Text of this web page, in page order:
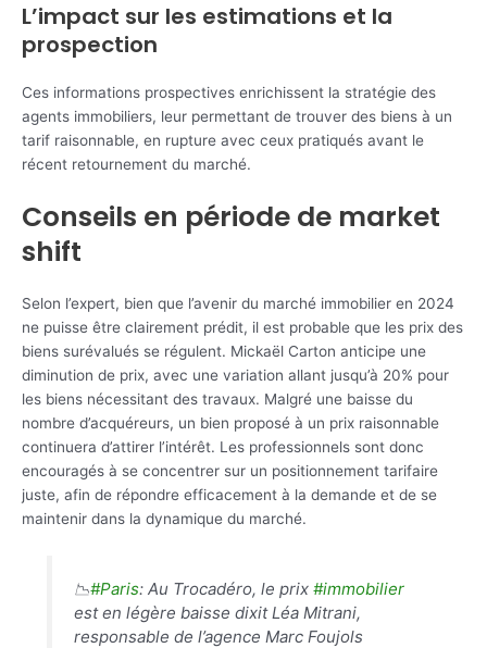
L’impact sur les estimations et la
prospection
Ces informations prospectives enrichissent la stratégie des
agents immobiliers, leur permettant de trouver des biens à un
tarif raisonnable, en rupture avec ceux pratiqués avant le
récent retournement du marché.
Conseils en période de market
shift
Selon l’expert, bien que l’avenir du marché immobilier en 2024
ne puisse être clairement prédit, il est probable que les prix des
biens surévalués se régulent. Mickaël Carton anticipe une
diminution de prix, avec une variation allant jusqu’à 20% pour
les biens nécessitant des travaux. Malgré une baisse du
nombre d’acquéreurs, un bien proposé à un prix raisonnable
continuera d’attirer l’intérêt. Les professionnels sont donc
encouragés à se concentrer sur un positionnement tarifaire
juste, afin de répondre efficacement à la demande et de se
maintenir dans la dynamique du marché.
📉#Paris: Au Trocadéro, le prix #immobilier
est en légère baisse dixit Léa Mitrani,
responsable de l’agence Marc Foujols